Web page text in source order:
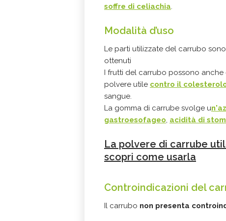
soffre di celiachia.
Modalità d’uso
Le parti utilizzate del carrubo
ottenuti
I frutti del carrubo possono anche
polvere utile contro il
sangue.
La gomma di carrube svolge u
gastroesofageo, acidità di
La polvere di carrube
scopri come usarla
Controindicazioni del
Il carrubo non presenta